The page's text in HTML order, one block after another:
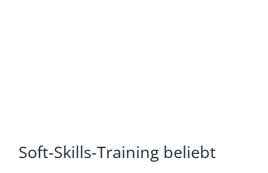
Soft-Skills-Training beliebt